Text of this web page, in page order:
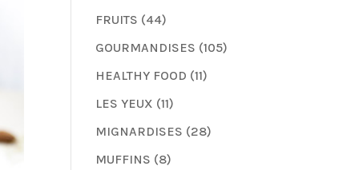
FRUITS (44)
GOURMANDISES (105)
HEALTHY FOOD (11)
LES YEUX (11)
MIGNARDISES (28)
MUFFINS (8)